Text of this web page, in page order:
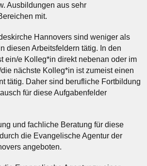
Ausbildungen aus sehr
mit.
Hannovers sind weniger als
diesen Arbeitsfeldern tätig. In den
ein/e Kolleg*in direkt nebenan oder im
nächste Kolleg*in ist zumeist einen
tätig. Daher sind berufliche Fortbildung
für diese Aufgabenfelder
und fachliche Beratung für diese
die Evangelische Agentur der
angeboten.